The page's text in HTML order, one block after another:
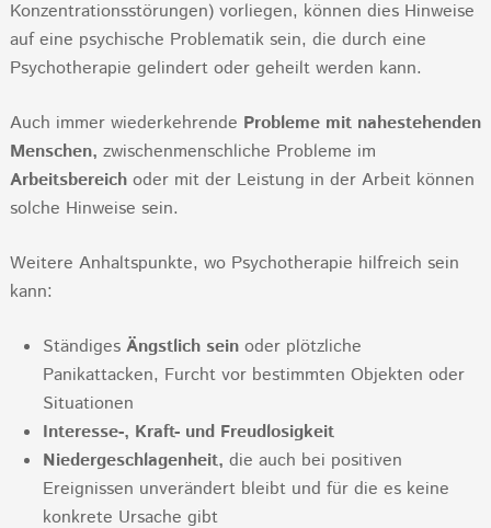
Konzentrationsstörungen) vorliegen, können dies Hinweise
auf eine psychische Problematik sein, die durch eine
Psychotherapie gelindert oder geheilt werden kann.
Auch immer wiederkehrende Probleme mit nahestehenden
Menschen, zwischenmenschliche Probleme im
Arbeitsbereichoder mit der Leistung in der Arbeit können
solche Hinweise sein.
Weitere Anhaltspunkte, wo Psychotherapie hilfreich sein
kann:
Ständiges Ängstlich seinoder plötzliche
Panikattacken, Furcht vor bestimmten Objekten oder
Situationen
Interesse-, Kraft- und Freudlosigkeit
Niedergeschlagenheit, die auch bei positiven
Ereignissen unverändert bleibt und für die es keine
konkrete Ursache gibt